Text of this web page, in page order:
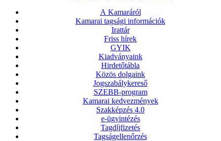
A Kamaráról
Kamarai tagsági információk
Irattár
Friss hírek
GYIK
Kiadványaink
Hirdetőtábla
Közös dolgaink
Jogszabálykereső
SZEBB-program
Kamarai kedvezmények
Szakképzés 4.0
e-ügyintézés
Tagdíjfizetés
Tagságellenőrzés